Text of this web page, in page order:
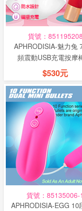
或
簡
發
說
明
貨號：851195208
APHRODISIA-魅力兔
頻震動USB充電按摩
$530元
貨號：85135006-1
APHRODISIA-EGG 10